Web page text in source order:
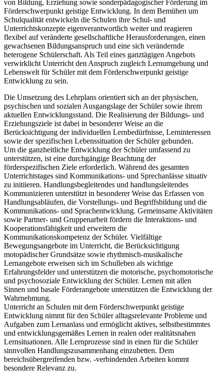
von Bildung, Erziehung sowie sonderpädagogischer Förderung im
Förderschwerpunkt geistige Entwicklung. In dem Bemühen um
Schulqualität entwickeln die Schulen ihre Schul- und
Unterrichtskonzepte eigenverantwortlich weiter und reagieren
flexibel auf veränderte gesellschaftliche Herausforderungen, einen
gewachsenen Bildungsanspruch und eine sich verändernde
heterogene Schülerschaft. Als Teil eines ganztägigen Angebots
verwirklicht Unterricht den Anspruch zugleich Lernumgebung und
Lebenswelt für Schüler mit dem Förderschwerpunkt geistige
Entwicklung zu sein.
Die Umsetzung des Lehrplans orientiert sich an der physischen,
psychischen und sozialen Ausgangslage der Schüler sowie ihrem
aktuellen Entwicklungsstand. Die Realisierung der Bildungs- und
Erziehungsziele ist dabei in besonderer Weise an die
Berücksichtigung der individuellen Lernbedürfnisse, Lerninteressen
sowie der spezifischen Lebenssituation der Schüler gebunden.
Um die ganzheitliche Entwicklung der Schüler umfassend zu
unterstützen, ist eine durchgängige Beachtung der
förderspezifischen Ziele erforderlich. Während des gesamten
Unterrichtstages sind Kommunikations- und Sprechanlässe situativ
zu initiieren. Handlungsbegleitendes und handlungsleitendes
Kommunizieren unterstützt in besonderer Weise das Erfassen von
Handlungsabläufen, die Vorstellungs- und Begriffsbildung und die
Kommunikations- und Sprachentwicklung. Gemeinsame Aktivitäten
sowie Partner- und Gruppenarbeit fördern die Interaktions- und
Kooperationsfähigkeit und erweitern die
Kommunikationskompetenz der Schüler. Vielfältige
Bewegungsangebote im Unterricht, die Berücksichtigung
motopädischer Grundsätze sowie rhythmisch-musikalische
Lernangebote erweisen sich im Schulleben als wichtige
Erfahrungsfelder und unterstützen die motorische, psychomotorische
und psychosoziale Entwicklung der Schüler. Lernen mit allen
Sinnen und basale Förderangebote unterstützen die Entwicklung der
Wahrnehmung.
Unterricht an Schulen mit dem Förderschwerpunkt geistige
Entwicklung nimmt für den Schüler alltagsrelevante Probleme und
Aufgaben zum Lernanlass und ermöglicht aktives, selbstbestimmtes
und entwicklungsgemäßes Lernen in realen oder realitätsnahen
Lernsituationen. Alle Lernprozesse sind in einen für die Schüler
sinnvollen Handlungszusammenhang einzubetten. Dem
bereichsübergreifenden bzw. -verbindenden Arbeiten kommt
besondere Relevanz zu.